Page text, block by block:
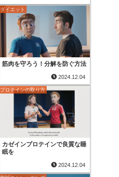
ダイエット
筋肉を守ろう！分解を防ぐ方法
2024.12.04
プロテインの取り方
カゼインプロテインで良質な睡
眠を
2024.12.04